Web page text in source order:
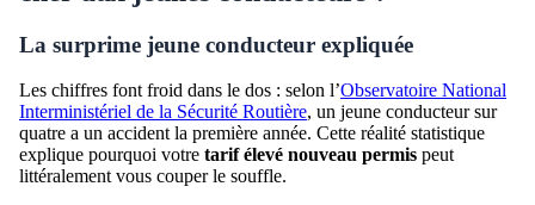
La surprime jeune conducteur expliquée
Les chiffres font froid dans le dos : selon l’Observatoire National
Interministériel de la Sécurité Routière, un jeune conducteur sur
quatre a un accident la première année. Cette réalité statistique
explique pourquoi votre tarif élevé nouveau permis peut
littéralement vous couper le souffle.